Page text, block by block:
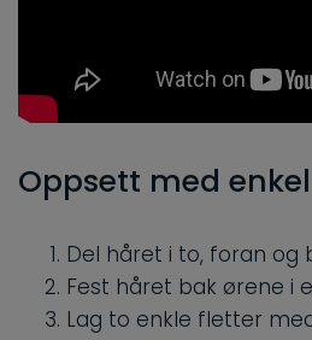
Oppsett med
Del håret i to, foran og
Fest håret bak ørene i
Lag to enkle fletter